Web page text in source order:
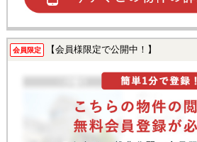
会員限定 【会員様限定で公開中！】